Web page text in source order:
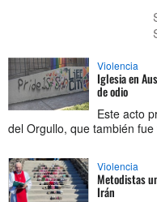
Violencia
Iglesia en
de odio
Este acto
del Orgullo, que también
Violencia
Metodistas
Irán